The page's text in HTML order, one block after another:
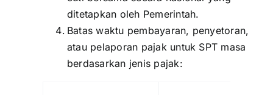
ditetapkan oleh Pemerintah.
Batas waktu pembayaran, penyetoran,
atau pelaporan pajak untuk SPT masa
berdasarkan jenis pajak: